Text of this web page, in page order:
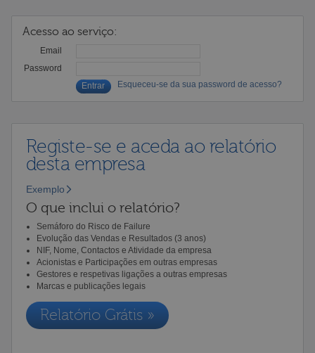
Acesso ao serviço:
Email
Password
Esqueceu-se da sua password de acesso?
Registe-se e aceda ao relatório
desta empresa
Exemplo
O que inclui o relatório?
Semáforo do Risco de Failure
Evolução das Vendas e Resultados (3 anos)
NIF, Nome, Contactos e Atividade da empresa
Acionistas e Participações em outras empresas
Gestores e respetivas ligações a outras empresas
Marcas e publicações legais
Relatório Grátis »